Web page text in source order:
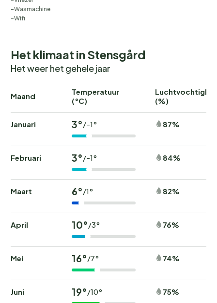
Wasmachine
Wifi
Het klimaat in Stensgård
Het weer het gehele jaar
Maand
Temperatuur
(°C)
(%)
Januari 3°/-1° 87%
Februari 3°/-1° 84%
Maart 6°/1° 82%
April 10°/3° 76%
Mei 16°/7° 74%
Juni 19°/10° 75%